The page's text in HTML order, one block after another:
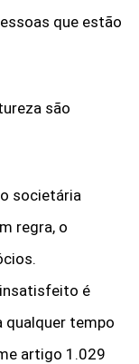
que estão
são
societária
regra, o
é
qualquer tempo
artigo 1.029